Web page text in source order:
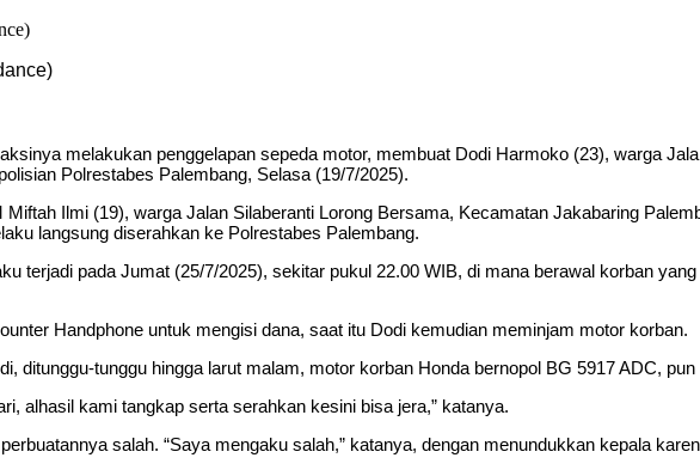
melakukan penggelapan sepeda motor, membuat Dodi Harmoko (23), warga
Polrestabes Palembang, Selasa (19/7/2025).
Ilmi (19), warga Jalan Silaberanti Lorong Bersama, Kecamatan Jakabaring
langsung diserahkan ke Polrestabes Palembang.
terjadi pada Jumat (25/7/2025), sekitar pukul 22.00 WIB, di mana berawal korban
Handphone untuk mengisi dana, saat itu Dodi kemudian meminjam motor korban.
ditunggu-tunggu hingga larut malam, motor korban Honda bernopol BG 5917 ADC,
alhasil kami tangkap serta serahkan kesini bisa jera,” katanya.
salah. “Saya mengaku salah,” katanya, dengan menundukkan kepala